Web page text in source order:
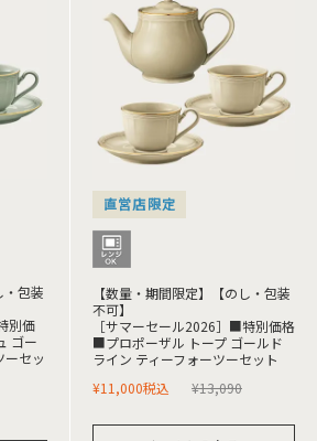
・包装
別価
ゴー
ーセッ
直営店限定
【数量・期間限定】【のし・包装
不可】
［サマーセール2026］■特別価格
■プロポーザル トープ ゴールド
ライン ティーフォーツーセット
¥13,090
¥11,000税込